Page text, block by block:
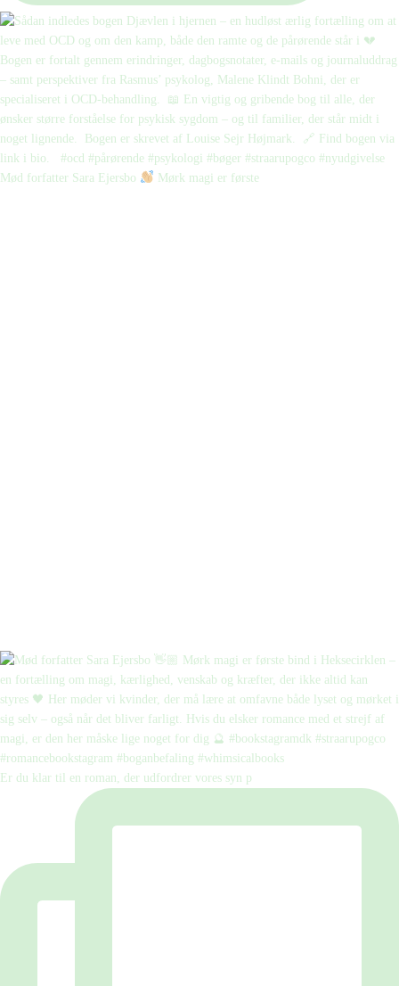
Mød forfatter Sara Ejersbo Mørk magi er første
Er du klar til en roman, der udfordrer vores syn p